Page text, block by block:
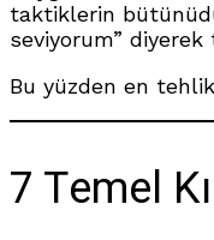
taktiklerin
seviyorum”
Bu yüzden en
7 Temel